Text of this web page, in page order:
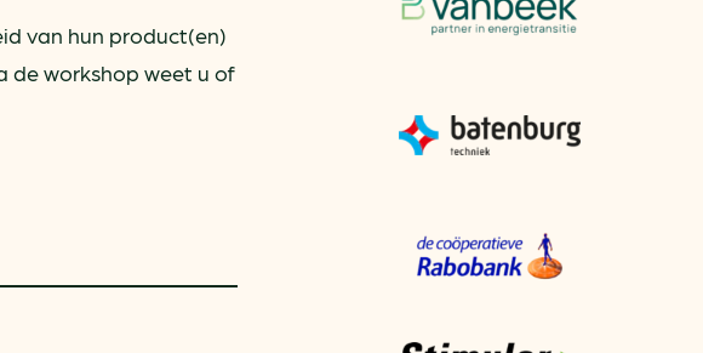
van klimaatschade
besparen
van hun product(en)
de workshop weet u of